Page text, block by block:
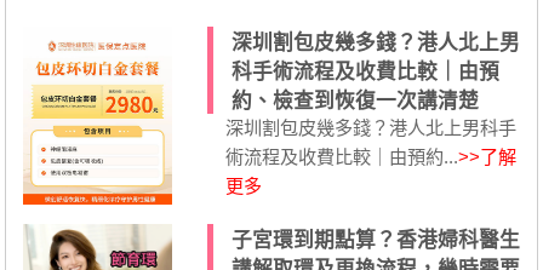
深圳割包皮幾多錢？港人北上男
科手術流程及收費比較｜由預
約、檢查到恢復一次講清楚
深圳割包皮幾多錢？港人北上男科手
術流程及收費比較｜由預約...>>了解
更多
子宮環到期點算？香港婦科醫生